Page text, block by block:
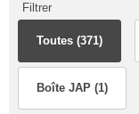
Filtrer
Toutes (371)
Boîte JAP (1)